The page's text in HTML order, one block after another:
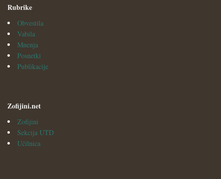
Rubrike
Obvestila
Vabila
Mnenja
Posnetki
Publikacije
Zofijini.net
Zofijini
Sekcija UTD
Učilnica